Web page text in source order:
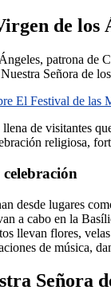
de los
patrona de
Señora de
El Festival de las
de visitantes
religiosa,
celebración
desde lugares
a cabo en la
llevan flores,
de música,
Señora